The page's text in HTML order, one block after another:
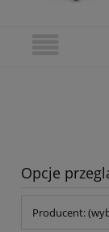
Opcje
Producent: